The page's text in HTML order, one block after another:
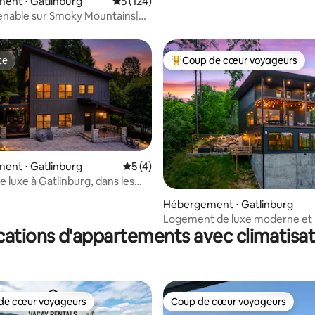
sur Smoky Mountains|
base de 178 commentaires : 4,92 sur 5
⋅ Gatlinburg Évaluation moyenne sur la base de 4
5 (4)
luxe à Gatlinburg, dans les
Coups de cœur voyageurs les
Coup de cœur voyageurs
Hébergement ⋅ Gatlinburg
Logement de luxe moderne et
avec vue magnifique !
d'appartements avec
cœur voyageurs les plus appréciés
cœur voyageurs Coup de cœur voyageurs
Coup de cœur voyageurs